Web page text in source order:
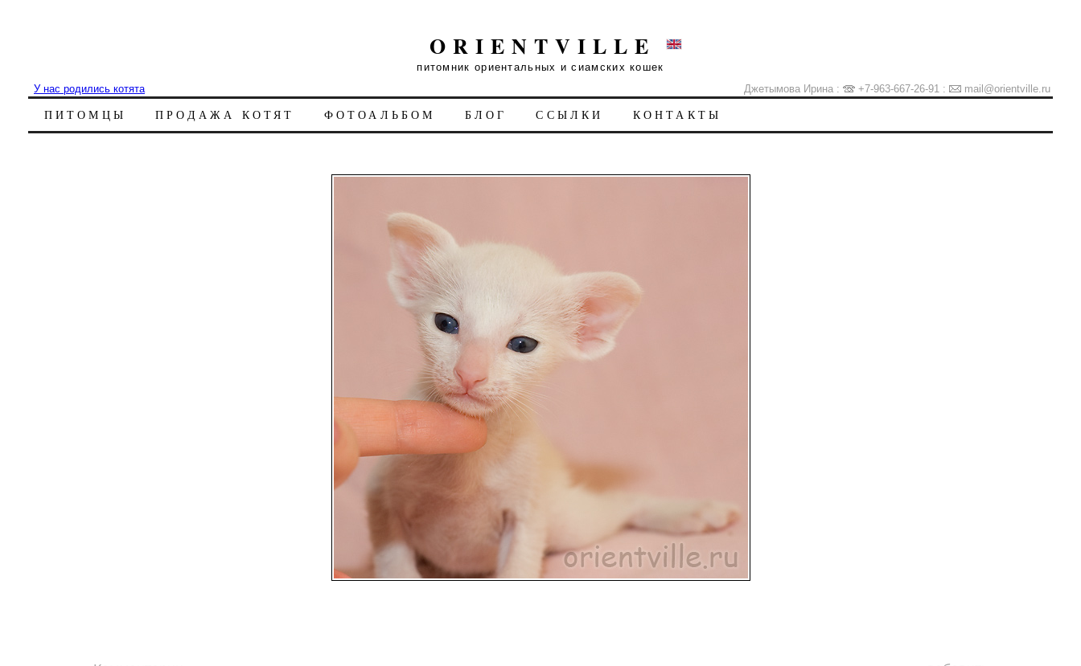
ORIENTVILLE
питомник ориентальных и сиамских кошек
У нас родились котята
Джетымова Ирина : +7-963-667-26-91 : mail@orientville.ru
ПИТОМЦЫ ПРОДАЖА КОТЯТ ФОТОАЛЬБОМ БЛОГ ССЫЛКИ КОНТАКТЫ